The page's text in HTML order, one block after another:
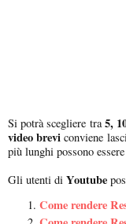
Si potrà scegliere tra5,
video brevi conviene
più lunghi possono
Gli utenti di Youtube
Come rendere